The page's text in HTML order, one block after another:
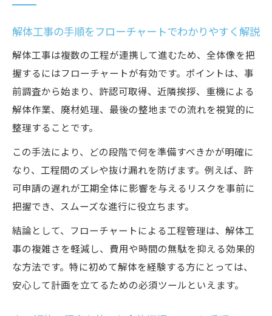
解体工事の手順をフローチャートでわかりやすく解説
解体工事は複数の工程が連携して進むため、全体像を把
握するにはフローチャートが有効です。ポイントは、事
前調査から始まり、許認可取得、近隣挨拶、重機による
解体作業、廃材処理、最後の整地までの流れを視覚的に
整理することです。
この手法により、どの段階で何を準備すべきかが明確に
なり、工程間のズレや抜け漏れを防げます。例えば、許
可申請の遅れが工期全体に影響を与えるリスクを事前に
把握でき、スムーズな進行に役立ちます。
結論として、フローチャートによる工程管理は、解体工
事の複雑さを軽減し、費用や時間の無駄を抑える効果的
な方法です。特に初めて解体を経験する方にとっては、
安心して計画を立てるための必須ツールといえます。